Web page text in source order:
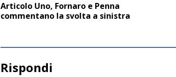
Articolo Uno, Fornaro e Penna
commentano la svolta a sinistra
Rispondi